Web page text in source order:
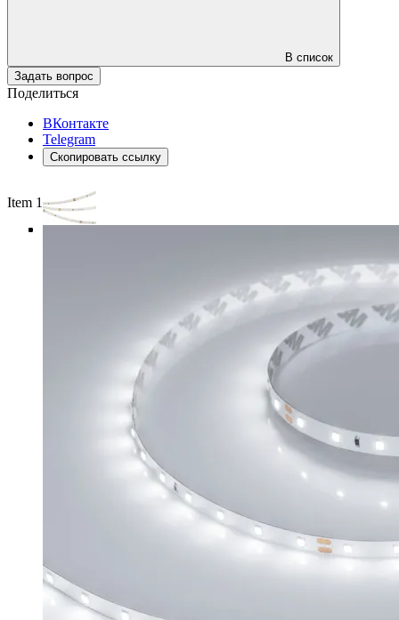
В список
Задать вопрос
Поделиться
ВКонтакте
Telegram
Скопировать ссылку
Item 1 of 4